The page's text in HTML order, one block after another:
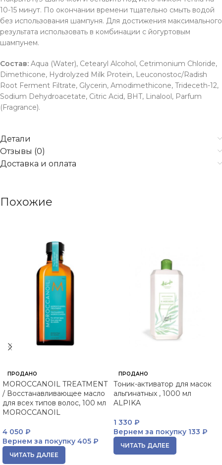
10-15 минут. По окончании времени тщательно смыть водой
без использования шампуня. Для достижения максимального
результата использовать в комбинации с йогуртовым
шампунем.
Состав: Aqua (Water), Cetearyl Alcohol, Cetrimonium Chloride,
Dimethicone, Hydrolyzed Milk Protein, Leuconostoc/Radish
Root Ferment Filtrate, Glycerin, Amodimethicone, Trideceth-12,
Sodium Dehydroacetate, Citric Acid, BHT, Linalool, Parfum
(Fragrance).
Детали
Отзывы (0)
Доставка и оплата
Похожие
ПРОДАНО
MOROCCANOIL TREATMENT
/ Восстанавливающее масло
для всех типов волос, 100 мл
MOROCCANOIL
4 050 ₽
Вернем за покупку 405 ₽
ЧИТАТЬ ДАЛЕЕ
ПРОДАНО
Тоник-активатор для масок
альгинатных , 1000 мл
ALPIKA
1 330 ₽
Вернем за покупку 133 ₽
ЧИТАТЬ ДАЛЕЕ